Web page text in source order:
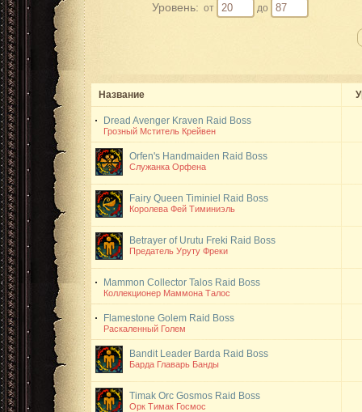
Уровень: от до
Название
Dread Avenger Kraven Raid Boss
Грозный Мститель Крейвен
Orfen's Handmaiden Raid Boss
Служанка Орфена
Fairy Queen Timiniel Raid Boss
Королева Фей Тиминиэль
Betrayer of Urutu Freki Raid Boss
Предатель Уруту Фреки
Mammon Collector Talos Raid Boss
Коллекционер Маммона Талос
Flamestone Golem Raid Boss
Раскаленный Голем
Bandit Leader Barda Raid Boss
Барда Главарь Банды
Timak Orc Gosmos Raid Boss
Орк Тимак Госмос